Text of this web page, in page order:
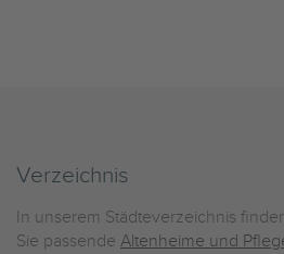
Verzeichnis
In unserem Städteverzeichnis
Sie passende Altenheime und